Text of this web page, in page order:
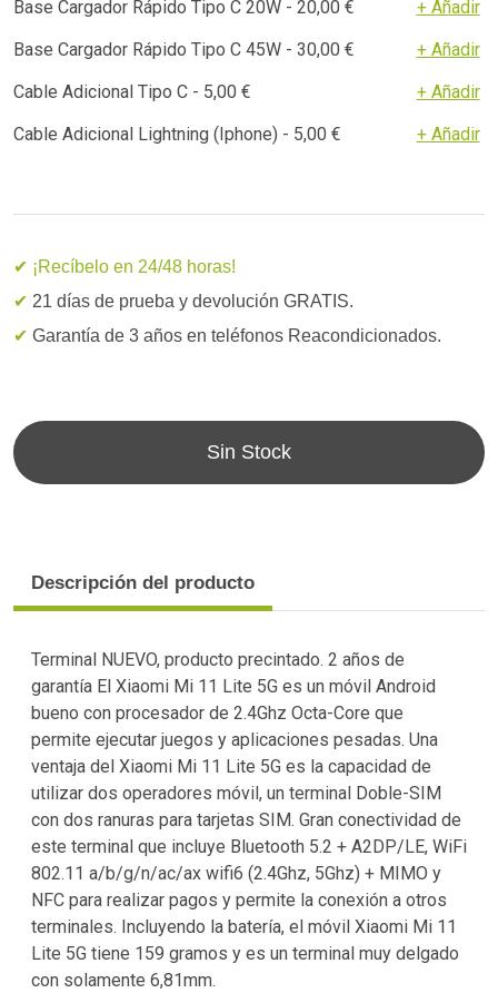
Base Cargador Rápido Tipo C 20W - 20,00 €
+ Añadir
Base Cargador Rápido Tipo C 45W - 30,00 €
+ Añadir
Cable Adicional Tipo C - 5,00 €
+ Añadir
Cable Adicional Lightning (Iphone) - 5,00 €
+ Añadir
✔ ¡Recíbelo en 24/48 horas!
✔ 21 días de prueba y devolución GRATIS.
✔ Garantía de 3 años en teléfonos Reacondicionados.
Sin Stock
Descripción del producto
Terminal NUEVO, producto precintado. 2 años de
garantía El Xiaomi Mi 11 Lite 5G es un móvil Android
bueno con procesador de 2.4Ghz Octa-Core que
permite ejecutar juegos y aplicaciones pesadas. Una
ventaja del Xiaomi Mi 11 Lite 5G es la capacidad de
utilizar dos operadores móvil, un terminal Doble-SIM
con dos ranuras para tarjetas SIM. Gran conectividad de
este terminal que incluye Bluetooth 5.2 + A2DP/LE, WiFi
802.11 a/b/g/n/ac/ax wifi6 (2.4Ghz, 5Ghz) + MIMO y
NFC para realizar pagos y permite la conexión a otros
terminales. Incluyendo la batería, el móvil Xiaomi Mi 11
Lite 5G tiene 159 gramos y es un terminal muy delgado
con solamente 6,81mm.